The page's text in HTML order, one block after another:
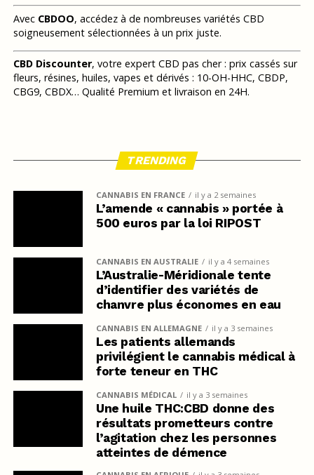
Avec CBDOO, accédez à de nombreuses variétés CBD
soigneusement sélectionnées à un prix juste.
CBD Discounter, votre expert CBD pas cher : prix cassés sur
fleurs, résines, huiles, vapes et dérivés : 10-OH-HHC, CBDP,
CBG9, CBDX… Qualité Premium et livraison en 24H.
TRENDING
CANNABIS EN FRANCE il y a 2 semaines
L’amende « cannabis » portée à
500 euros par la loi RIPOST
CANNABIS EN AUSTRALIE il y a 4 semaines
L’Australie-Méridionale tente
d’identifier des variétés de
chanvre plus économes en eau
CANNABIS EN ALLEMAGNE il y a 3 semaines
Les patients allemands
privilégient le cannabis médical à
forte teneur en THC
CANNABIS MÉDICAL il y a 3 semaines
Une huile THC:CBD donne des
résultats prometteurs contre
l’agitation chez les personnes
atteintes de démence